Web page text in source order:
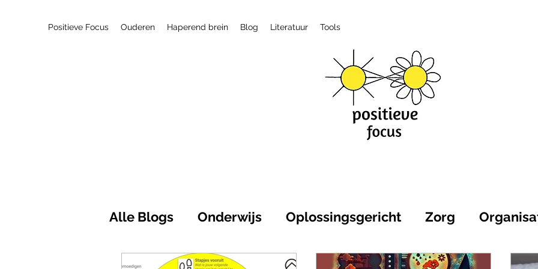
Positieve Focus Ouderen Haperend brein Blog Literatuur Tools
Alle Blogs Onderwijs Oplossingsgericht Zorg
Maatschappij Positieve gezondheid